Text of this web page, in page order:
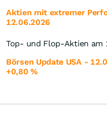
Aktien mit extremer
12.06.2026
Top- und Flop-Aktien am
Börsen Update USA -
+0,80 %